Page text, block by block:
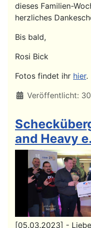
dieses Familien-
herzliches
Bis bald,
Rosi Bick
Fotos findet ihr hier.
Details
Veröffentlicht:
and Heavy
[05.03.2023] -